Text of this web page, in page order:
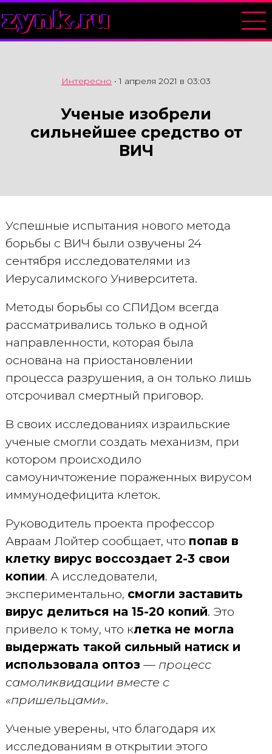
zynk.ru
Интересно •1 апреля 2021 в 03:03
Ученые изобрели
сильнейшее средство от
ВИЧ
Успешные испытания нового метода
борьбы с ВИЧ были озвучены 24
сентября исследователями из
Иерусалимского Университета.
Методы борьбы со СПИДом всегда
рассматривались только в одной
направленности, которая была
основана на приостановлении
процесса разрушения, а он только лишь
отсрочивал смертный приговор.
В своих исследованиях израильские
ученые смогли создать механизм, при
котором происходило
самоуничтожение пораженных вирусом
иммунодефицита клеток.
Руководитель проекта профессор
Авраам Лойтер сообщает, что попав в
клетку вирус воссоздает 2-3 свои
копии. А исследователи,
экспериментально, смогли заставить
вирус делиться на 15-20 копий. Это
привело к тому, что клетка не могла
выдержать такой сильный натиск и
использовала оптоз — процесс
самоликвидации вместе с
«пришельцами».
Ученые уверены, что благодаря их
исследованиям в открытии этого